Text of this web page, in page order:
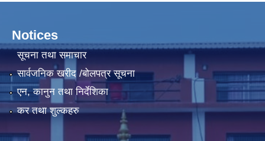
Notices
सूचना तथा समाचार
सार्वजनिक खरीद /बोलपत्र सूचना
एन, कानुन तथा निर्देशिका
कर तथा शुल्कहरु